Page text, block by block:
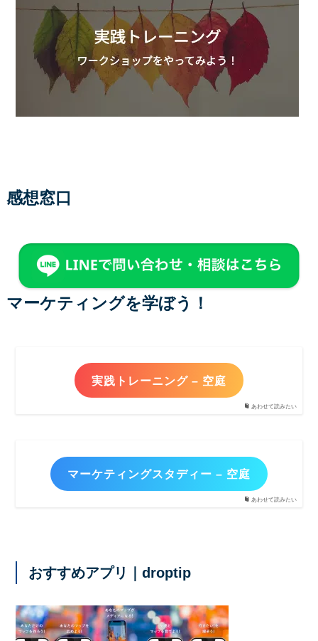
感想窓口
マーケティングを学ぼう！
あわせて読みたい
実践トレーニング – 空庭
あわせて読みたい
マーケティングスタディー – 空庭
おすすめアプリ｜droptip